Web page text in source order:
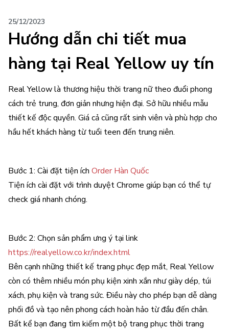
25/12/2023
Hướng dẫn chi tiết mua
hàng tại Real Yellow uy tín
Real Yellow là thương hiệu thời trang nữ theo đuổi phong
cách trẻ trung, đơn giản nhưng hiện đại. Sở hữu nhiều mẫu
thiết kế độc quyền. Giá cả cũng rất sinh viên và phù hợp cho
hầu hết khách hàng từ tuổi teen đến trung niên.
Bước 1: Cài đặt tiện ích Order Hàn Quốc
Tiện ích cài đặt với trình duyệt Chrome giúp bạn có thể tự
check giá nhanh chóng.
Bước 2: Chọn sản phẩm ưng ý tại link
https://realyellow.co.kr/index.html
Bên cạnh những thiết kế trang phục đẹp mắt, Real Yellow
còn có thêm nhiều món phụ kiện xinh xắn như giày dép, túi
xách, phụ kiện và trang sức. Điều này cho phép bạn dễ dàng
phối đồ và tạo nên phong cách hoàn hảo từ đầu đến chân.
Bất kể bạn đang tìm kiếm một bộ trang phục thời trang